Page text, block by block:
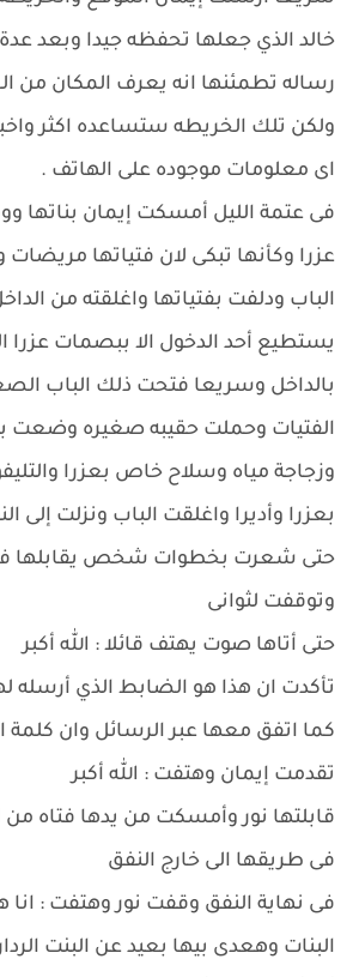
خالد الذي جعلها تحفظه جيدا وبعد
رساله تطمئنها انه يعرف المكان من
ولكن تلك الخريطه ستساعده اكثر
اى معلومات موجوده على الهاتف .
فى عتمة الليل أمسكت إيمان بناتها
عزرا وكأنها تبكى لان فتياتها
الباب ودلفت بفتياتها واغلقته من
يستطيع أحد الدخول الا ببصمات عزرا
بالداخل وسريعا فتحت ذلك الباب
الفتيات وحملت حقيبه صغيره وضعت
وزجاجة مياه وسلاح خاص بعزرا
بعزرا وأديرا واغلقت الباب ونزلت إلى
حتى شعرت بخطوات شخص يقابلها
وتوقفت لثوانى
حتى أتاها صوت يهتف قائلا : الله أكبر
تأكدت ان هذا هو الضابط الذي أرسله
كما اتفق معها عبر الرسائل وان كلمة
تقدمت إيمان وهتفت : الله أكبر
قابلتها نور وأمسكت من يدها فتاه من
فى طريقها الى خارج النفق
فى نهاية النفق وقفت نور وهتفت : انا
البنات وهعدى بيها بعيد عن البنت